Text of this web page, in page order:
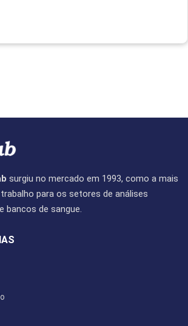
surgiu no mercado em 1993, como a mais
para os setores de análises
bancos de sangue.